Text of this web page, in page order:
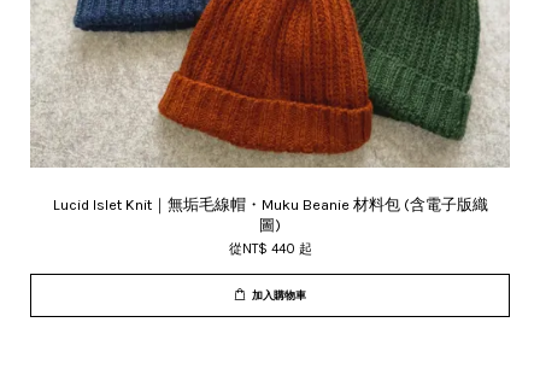
Lucid Islet Knit｜無垢毛線帽・Muku Beanie 材料包 (含電子版織
圖)
從NT$ 440 起
加入購物車